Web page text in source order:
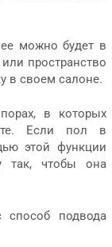
ее можно будет в
пространство
в своем салоне.
в которых
Если пол в
этой функции
так, чтобы она
подвода